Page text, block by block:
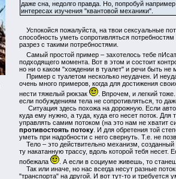
даже сна, недолго правда. Но, попробуй
интересах изучения "квантовой механики".
Успокойся пожалуйста, на твои сексуальные
способность уметь сопротивляться
разрез с такими потребностями.
Самый простой пример – захотелось тебе
подходящего момента. Вот в этом и состоит
но ни о каком "хождении в туалет" и речи быть
Пример с туалетом несколько неудачен. И
очень много примеров, когда для достижения
нести тяжелый рюкзак
. Впрочем, и легкий
если побуждениям тела не сопротивляться, то
Ситуация здесь похожа на дорожную. Если
куда ему нужно, а туда, куда его несет поток.
управлять самим потоком (на это нам не хватит
противостоять потоку. И для обретения той
уметь при надобности с него свернуть. Т.е. не
Тело – это действительно механизм,
ту накатанную трассу, вдоль которой тебя
побежала
. А если в социуме живешь, то
Так или иначе, но нас всегда несут разные
"транспорта" на другой. И вот тут-то и требуется